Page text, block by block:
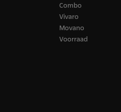
Combo
Vivaro
Movano
Voorraad